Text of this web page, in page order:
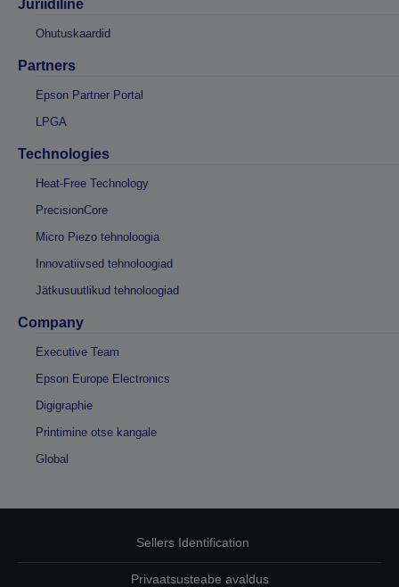
Juriidiline
Ohutuskaardid
Partners
Epson Partner Portal
LPGA
Technologies
Heat-Free Technology
PrecisionCore
Micro Piezo tehnoloogia
Innovatiivsed tehnoloogiad
Jätkusuutlikud tehnoloogiad
Company
Executive Team
Epson Europe Electronics
Digigraphie
Printimine otse kangale
Global
Sellers Identification
Privaatsusteabe avaldus